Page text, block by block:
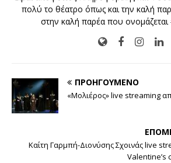
πολύ το θέατρο όπως και την καλή
στην καλή παρέα που ονομάζεται
ΠΡΟΗΓΟΎΜΕΝΟ
«Μολιέρος» live streaming
Καίτη Γαρμπή-Διονύσης Σχοινάς live
Valentine’s